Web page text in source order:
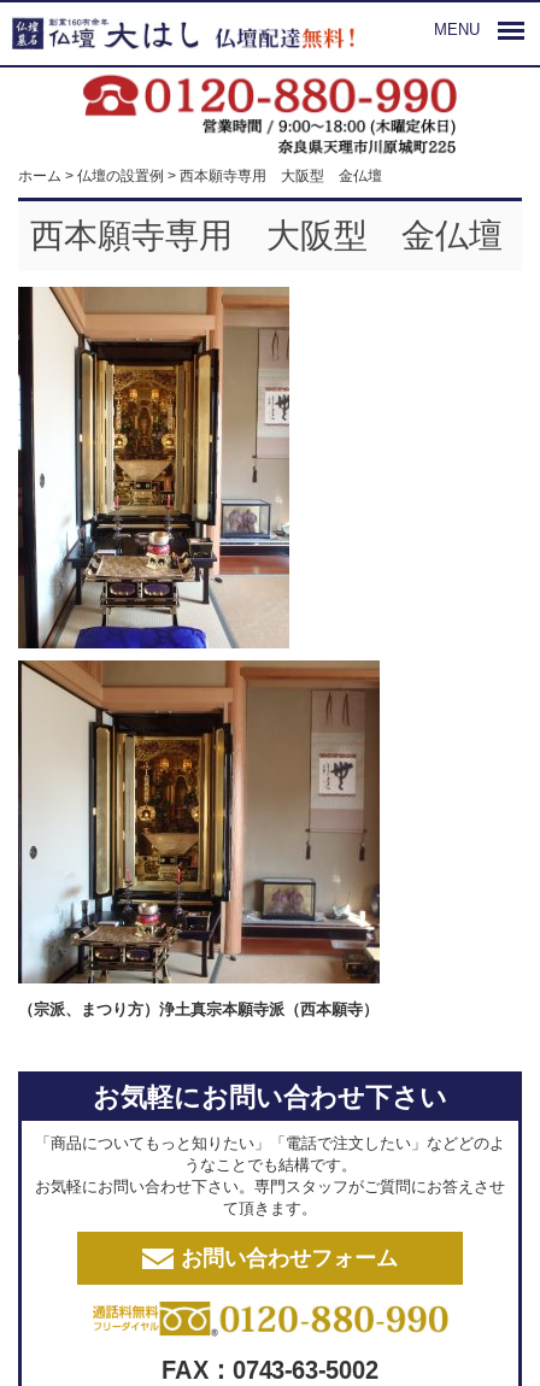
MENU
ホーム > 仏壇の設置例 > 西本願寺専用 大阪型 金仏壇
西本願寺専用 大阪型 金仏壇
（宗派、まつり方）浄土真宗本願寺派（西本願寺）
お気軽にお問い合わせ下さい
「商品についてもっと知りたい」「電話で注文したい」などどのよ
うなことでも結構です。
お気軽にお問い合わせ下さい。専門スタッフがご質問にお答えさせ
て頂きます。
お問い合わせフォーム
FAX：0743-63-5002